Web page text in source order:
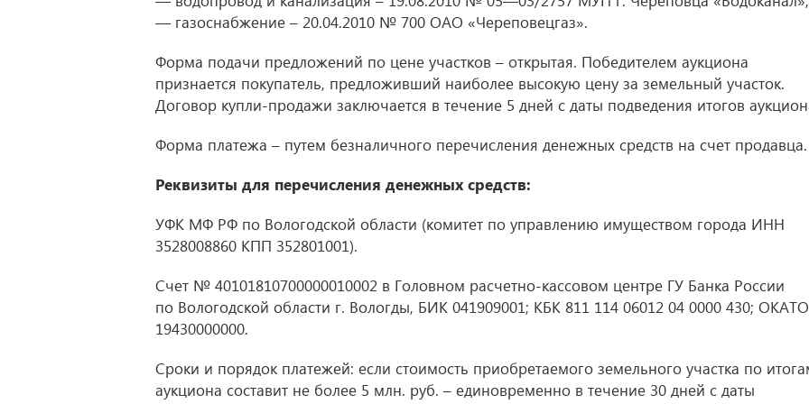
— газоснабжение – 20.04.2010 № 700 ОАО «Череповецгаз».
Форма подачи предложений по цене участков – открытая. Победителем аукциона
признается покупатель, предложивший наиболее высокую цену за земельный участок.
Договор купли-продажи заключается в течение 5 дней с даты подведения итогов
Форма платежа – путем безналичного перечисления денежных средств на счет продавца.
Реквизиты для перечисления денежных средств:
УФК МФ РФ по Вологодской области (комитет по управлению имуществом города ИНН
3528008860 КПП 352801001).
Счет № 40101810700000010002 в Головном расчетно-кассовом центре ГУ Банка России
по Вологодской области г. Вологды, БИК 041909001; КБК 811 114 06012 04 0000 430; ОКАТО
19430000000.
Сроки и порядок платежей: если стоимость приобретаемого земельного участка по
аукциона составит не более 5 млн. руб. – единовременно в течение 30 дней с даты